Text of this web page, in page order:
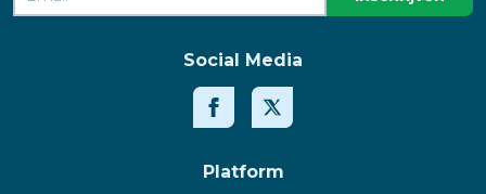
Social Media
Platform